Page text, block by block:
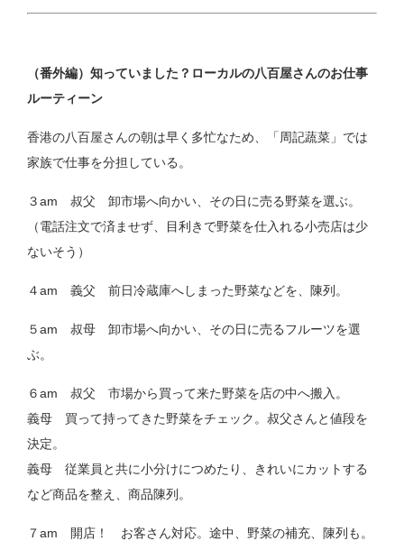
（番外編）知っていました？ローカルの八百屋さんのお仕事
ルーティーン
香港の八百屋さんの朝は早く多忙なため、「周記蔬菜」では
家族で仕事を分担している。
３am 叔父 卸市場へ向かい、その日に売る野菜を選ぶ。
（電話注文で済ませず、目利きで野菜を仕入れる小売店は少
ないそう）
４am 義父 前日冷蔵庫へしまった野菜などを、陳列。
５am 叔母 卸市場へ向かい、その日に売るフルーツを選
ぶ。
６am 叔父 市場から買って来た野菜を店の中へ搬入。
義母 買って持ってきた野菜をチェック。叔父さんと値段を
決定。
義母 従業員と共に小分けにつめたり、きれいにカットする
など商品を整え、商品陳列。
７am 開店！ お客さん対応。途中、野菜の補充、陳列も。